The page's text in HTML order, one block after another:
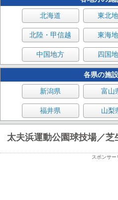
北海道 東北
北陸・甲信越 東海
中国地方 四国
各県の施
新潟県 富山
福井県 山梨
太夫浜運動公園球技場／芝
スポンサー